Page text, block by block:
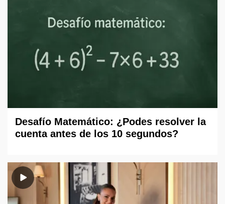
Desafío Matemático: ¿Podes resolver la
cuenta antes de los 10 segundos?